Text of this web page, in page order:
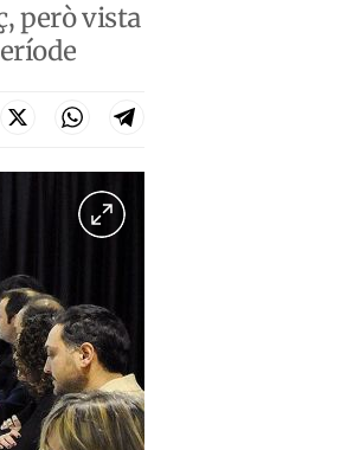
però vista